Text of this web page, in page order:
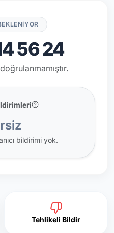
56 24
bildirimi yok.
Tehlikeli Bildir